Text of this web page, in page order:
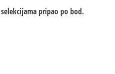
pripao po bod.